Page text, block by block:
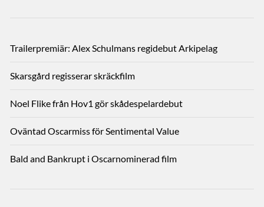
Trailerpremiär: Alex Schulmans regidebut Arkipelag
Skarsgård regisserar skräckfilm
Noel Flike från Hov1 gör skådespelardebut
Oväntad Oscarmiss för Sentimental Value
Bald and Bankrupt i Oscarnominerad film